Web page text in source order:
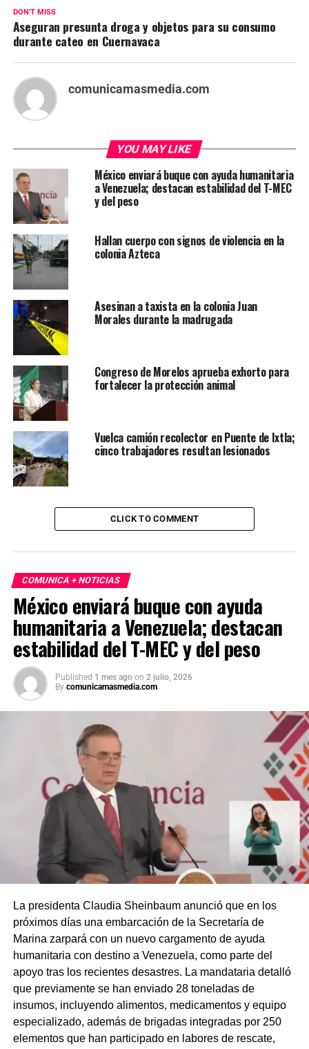
DON'T MISS
Aseguran presunta droga y objetos para su consumo
durante cateo en Cuernavaca
comunicamasmedia.com
YOU MAY LIKE
México enviará buque con ayuda humanitaria
a Venezuela; destacan estabilidad del T-MEC
y del peso
Hallan cuerpo con signos de violencia en la
colonia Azteca
Asesinan a taxista en la colonia Juan
Morales durante la madrugada
Congreso de Morelos aprueba exhorto para
fortalecer la protección animal
Vuelca camión recolector en Puente de Ixtla;
cinco trabajadores resultan lesionados
CLICK TO COMMENT
COMUNICA + NOTICIAS
México enviará buque con ayuda
humanitaria a Venezuela; destacan
estabilidad del T-MEC y del peso
Published 1 mes ago on 2 julio, 2026
By comunicamasmedia.com
La presidenta Claudia Sheinbaum anunció que en los
próximos días una embarcación de la Secretaría de
Marina zarpará con un nuevo cargamento de ayuda
humanitaria con destino a Venezuela, como parte del
apoyo tras los recientes desastres. La mandataria detalló
que previamente se han enviado 28 toneladas de
insumos, incluyendo alimentos, medicamentos y equipo
especializado, además de brigadas integradas por 250
elementos que han participado en labores de rescate,